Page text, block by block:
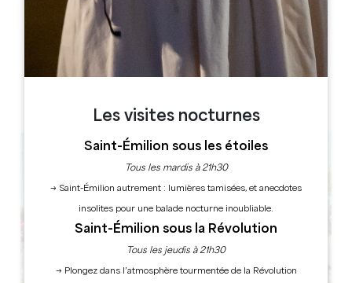
Les visites nocturnes
Saint-Émilion sous les étoiles
Tous les mardis à 21h30
→ Saint-Émilion autrement : lumières tamisées, et anecdotes
insolites pour une balade nocturne inoubliable.
Saint-Émilion sous la Révolution
Tous les jeudis à 21h30
→ Plongez dans l’atmosphère tourmentée de la Révolution